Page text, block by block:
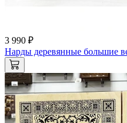
3 990 ₽
Нарды деревянные большие